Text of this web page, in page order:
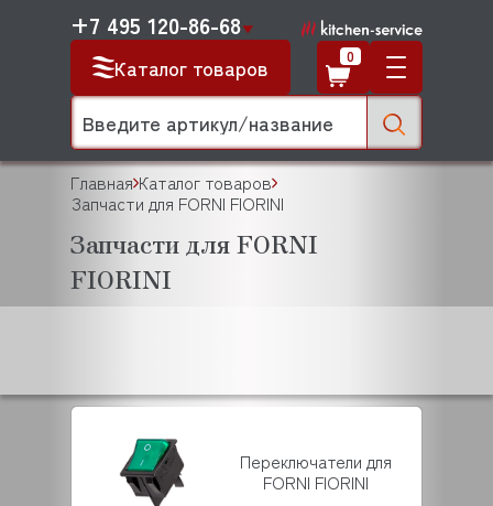
Каталог товаров
+7 495 120-86-68
0
Главная Каталог товаров
Запчасти для FORNI FIORINI
Запчасти для FORNI
FIORINI
Переключатели для
FORNI FIORINI